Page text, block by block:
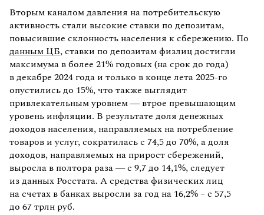
Вторым каналом давления на потребительскую
активность стали высокие ставки по депозитам,
повысившие склонность населения к сбережению. По
данным ЦБ, ставки по депозитам физлиц достигли
максимума в более 21% годовых (на срок до года)
в декабре 2024 года и только в конце лета 2025-го
опустились до 15%, что также выглядит
привлекательным уровнем — втрое превышающим
уровень инфляции. В результате доля денежных
доходов населения, направляемых на потребление
товаров и услуг, сократилась с 74,5 до 70%, а доля
доходов, направляемых на прирост сбережений,
выросла в полтора раза — с 9,7 до 14,1%, следует
из данных Росстата. А средства физических лиц
на счетах в банках выросли за год на 16,2% – с 57,5
до 67 трлн руб.